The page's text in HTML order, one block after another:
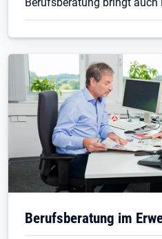
Öffnet in neuem Tab
Berufsberatung im